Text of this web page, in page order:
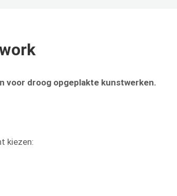
voor droog opgeplakte kunstwerken.
kiezen: